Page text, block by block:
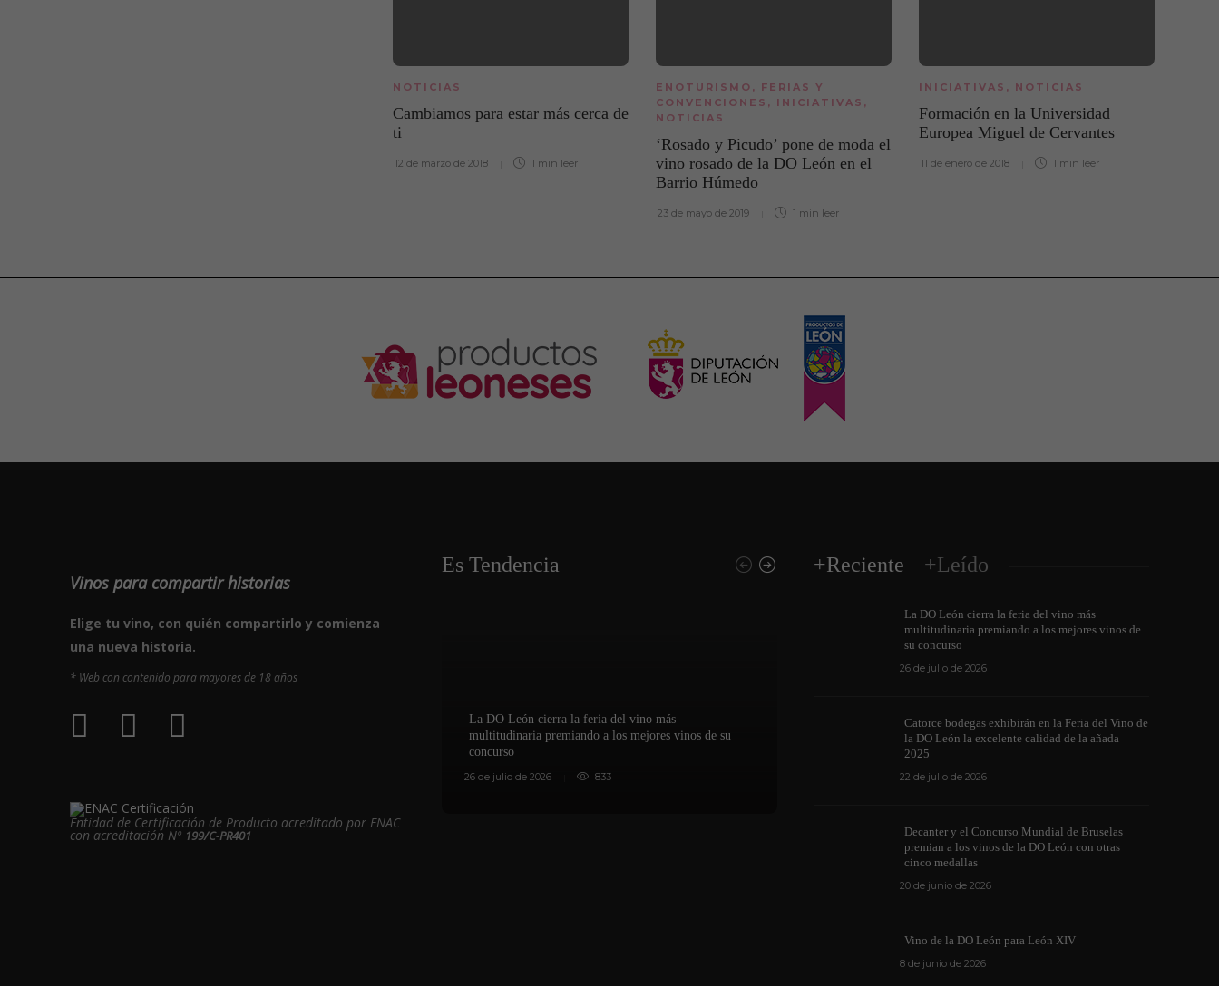
NOTICIAS
Cambiamos para estar más cerca de
ti
12 de marzo de 2018 1 min leer
ENOTURISMO , FERIAS Y
CONVENCIONES , INICIATIVAS ,
NOTICIAS
‘Rosado y Picudo’ pone de moda el
vino rosado de la DO León en el
Barrio Húmedo
23 de mayo de 2019 1 min leer
INICIATIVAS , NOTICIAS
Formación en la Universidad
Europea Miguel de Cervantes
11 de enero de 2018 1 min leer
Vinos para compartir historias
Elige tu vino, con quién compartirlo y comienza
una nueva historia.
* Web con contenido para mayores de 18 años
Entidad de Certificación de Producto acreditado por ENAC
con acreditación Nº 199/C-PR401
Es Tendencia
La DO León cierra la feria del vino más
multitudinaria premiando a los mejores vinos de su
concurso
26 de julio de 2026 833
Vino de la DO León para León XIV
1171
Los vinos de
+Reciente +Leído
La DO León cierra la feria del vino más
multitudinaria premiando a los mejores vinos de
su concurso
26 de julio de 2026
Catorce bodegas exhibirán en la Feria del Vino de
la DO León la excelente calidad de la añada
2025
22 de julio de 2026
Decanter y el Concurso Mundial de Bruselas
premian a los vinos de la DO León con otras
cinco medallas
20 de junio de 2026
Vino de la DO León para León XIV
8 de junio de 2026